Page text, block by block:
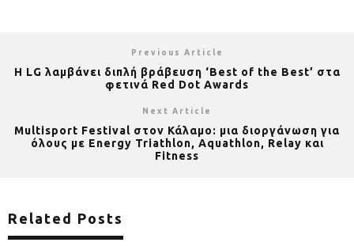
Previous Article
Η LG λαμβάνει διπλή βράβευση ‘Best of the Best’ στα
φετινά Red Dot Awards
Next Article
Multisport Festival στον Κάλαμο: μια διοργάνωση για
όλους με Energy Triathlon, Aquathlon, Relay και
Fitness
Related Posts